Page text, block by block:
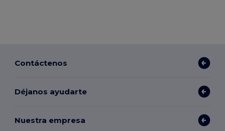
Contáctenos
Déjanos ayudarte
Nuestra empresa